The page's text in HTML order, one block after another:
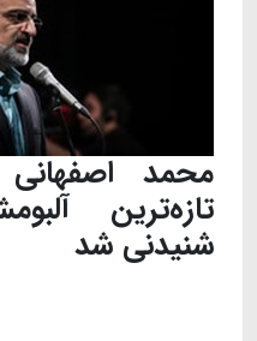
محمد اصفهانی
تازه‌ترین
شنیدنی شد